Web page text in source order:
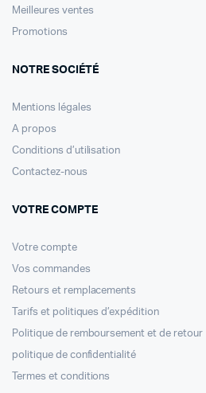
Meilleures ventes
Promotions
NOTRE SOCIÉTÉ
Mentions légales
A propos
Conditions d’utilisation
Contactez-nous
VOTRE COMPTE
Votre compte
Vos commandes
Retours et remplacements
Tarifs et politiques d’expédition
Politique de remboursement et de retour
politique de confidentialité
Termes et conditions